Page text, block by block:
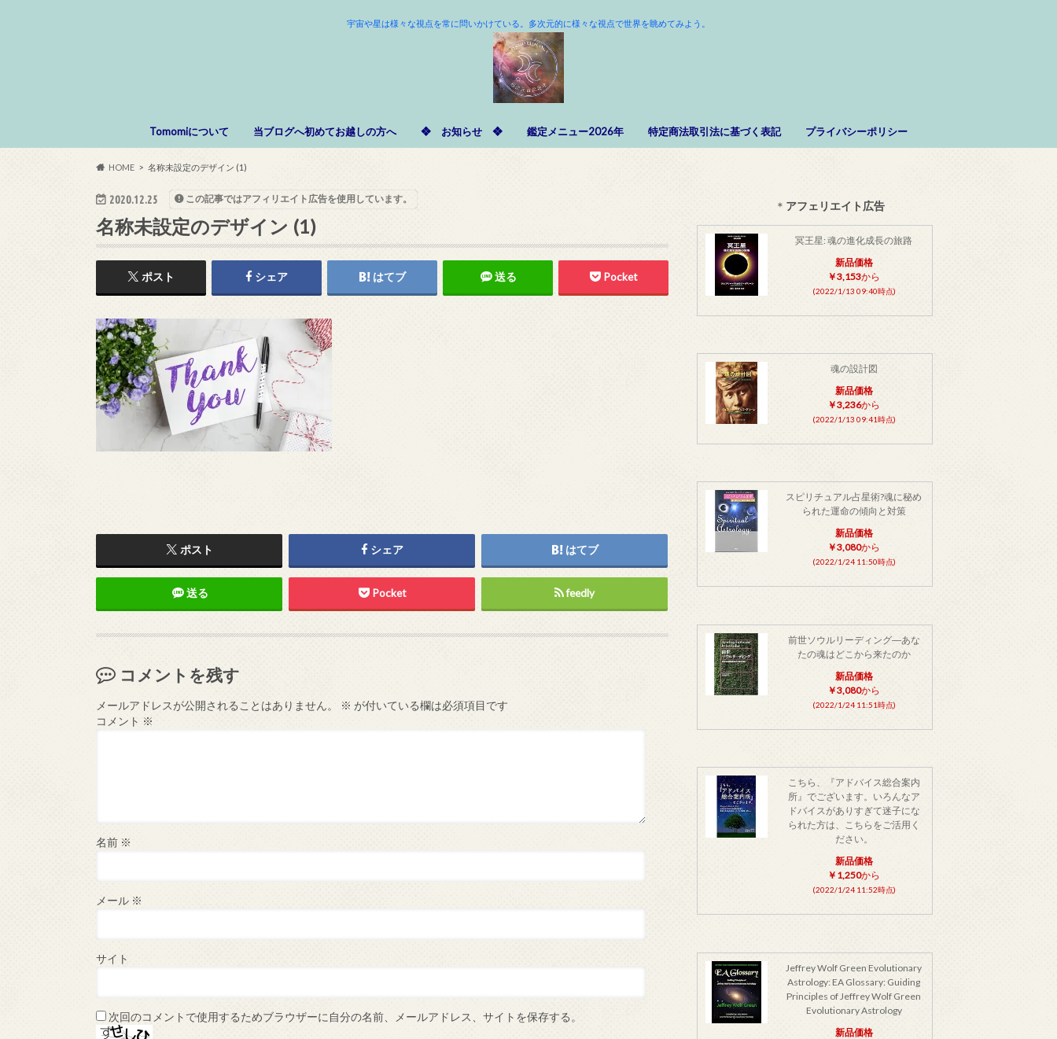
宇宙や星は様々な視点を常に問いかけている。多次元的に様々な視点で世界を眺めてみよう。
Tomomiについて 当ブログへ初めてお越しの方へ ❖ お知らせ ❖ 鑑定メニュー2026年 特定商法取引法に基づく表記 プライバシーポリシー
HOME 名称未設定のデザイン (1)
2020.12.25 この記事ではアフィリエイト広告を使用しています。
名称未設定のデザイン (1)
ポスト シェア はてブ 送る Pocket
ポスト シェア はてブ
送る Pocket feedly
コメントを残す
メールアドレスが公開されることはありません。 ※ が付いている欄は必須項目です
コメント ※
名前 ※
メール ※
サイト
次回のコメントで使用するためブラウザーに自分の名前、メールアドレス、サイトを保存する。
＊ アフェリエイト広告
冥王星: 魂の進化成長の旅路
新品価格
￥3,153から
(2022/1/13 09:40時点)
魂の設計図
新品価格
￥3,236から
(2022/1/13 09:41時点)
スピリチュアル占星術?魂に秘め
られた運命の傾向と対策
新品価格
￥3,080から
(2022/1/24 11:50時点)
前世ソウルリーディング―あな
たの魂はどこから来たのか
新品価格
￥3,080から
(2022/1/24 11:51時点)
こちら、『アドバイス総合案内
所』でございます。いろんなア
ドバイスがありすぎて迷子にな
られた方は、こちらをご活用く
ださい。
新品価格
￥1,250から
(2022/1/24 11:52時点)
Jeffrey Wolf Green Evolutionary
Astrology: EA Glossary: Guiding
Principles of Jeffrey Wolf Green
Evolutionary Astrology
新品価格